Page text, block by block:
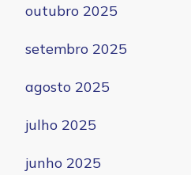
outubro 2025
setembro 2025
agosto 2025
julho 2025
junho 2025